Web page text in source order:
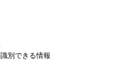
別できる情報